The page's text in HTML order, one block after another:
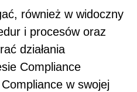
również w widoczny
i procesów oraz
działania
Compliance
w swojej